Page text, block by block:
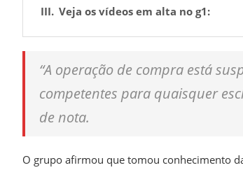
Veja os vídeos em alta no g1:
“A operação de compra está
competentes para quaisquer
de nota.
O grupo afirmou que tomou conhecimento